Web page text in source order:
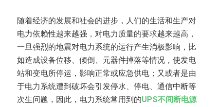
随着经济的发展和社会的进步，人们的生活和生产对
电力依赖性越来越强，对电力质量的要求越来越高，
一旦强烈的地震对电力系统的运行产生消极影响，比
如造成设备位移、倾倒、元器件掉落等情况，使发电
站和变电所停运，影响正常或应急供电；又或者是由
于电力系统遭到破坏会引发停水、停电、通信中断等
次生问题，因此，电力系统常用到的UPS不间断电源